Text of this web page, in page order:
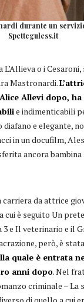
durante un
Spetteguless.it
o i
Mastronardi.
Allevi dopo,
e indimenticabili
e elegante,
in un docufilm,
ancora bambina
da attrice
cui è seguito Un
3 e Il veterinario e il
però, è
quale è entrata
anni dopo. Nel
criminale – La